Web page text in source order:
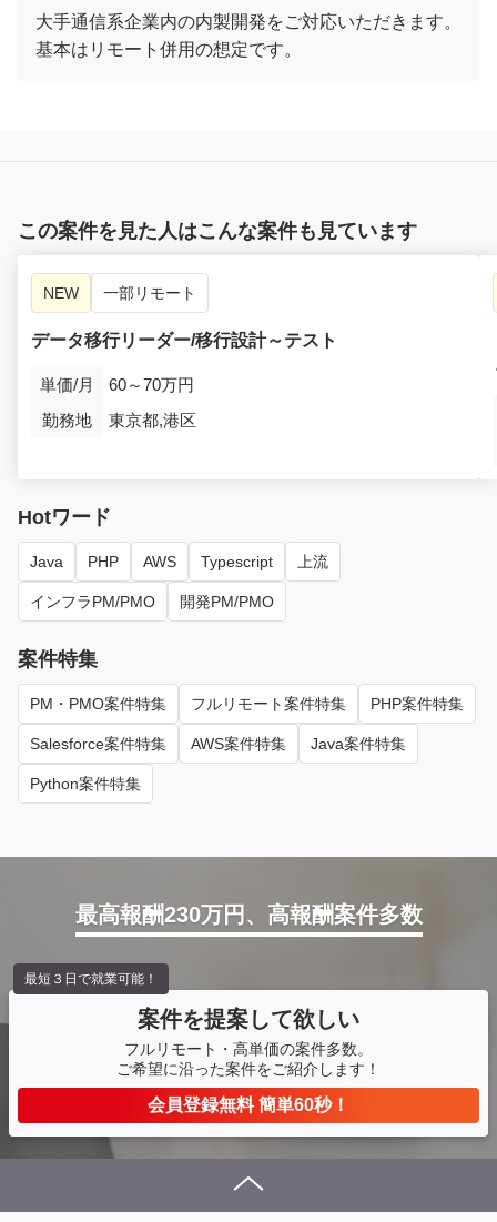
大手通信系企業内の内製開発をご対応いただきます。
基本はリモート併用の想定です。
この案件を見た人はこんな案件も見ています
NEW 一部リモート
データ移行リーダー/移行設計～テスト
単価/月
60～70万円
勤務地
東京都,港区
Hotワード
Java PHP AWS Typescript 上流
インフラPM/PMO 開発PM/PMO
案件特集
PM・PMO案件特集 フルリモート案件特集 PHP案件特集
Salesforce案件特集 AWS案件特集 Java案件特集
Python案件特集
最高報酬230万円、高報酬案件多数
案件を提案して欲しい
フルリモート・高単価の案件多数。
ご希望に沿った案件をご紹介します！
会員登録無料 簡単60秒！
最短３日で就業可能！